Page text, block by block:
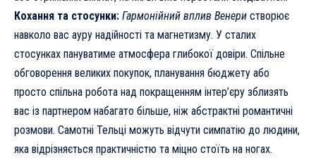
Кохання та стосунки: Гармонійний вплив Венери створює
навколо вас ауру надійності та магнетизму. У сталих
стосунках пануватиме атмосфера глибокої довіри. Спільне
обговорення великих покупок, планування бюджету або
просто спільна робота над покращенням інтер’єру зблизять
вас із партнером набагато більше, ніж абстрактні романтичні
розмови. Самотні Тельці можуть відчути симпатію до людини,
яка відрізняється практичністю та міцно стоїть на ногах.